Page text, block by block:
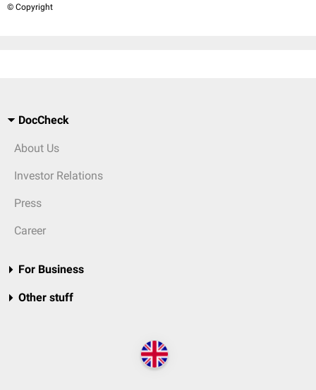
© Copyright
DocCheck
About Us
Investor Relations
Press
Career
For Business
Other stuff